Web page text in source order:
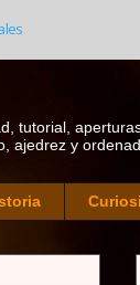
tutorial,
y